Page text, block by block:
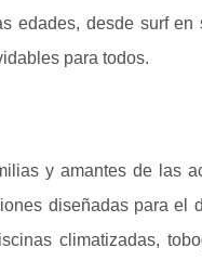
edades, desde surf en
para todos.
y amantes de las
diseñadas para el
climatizadas,